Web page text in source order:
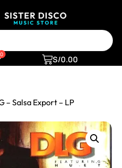
0 S/0.00
– Salsa Export – LP